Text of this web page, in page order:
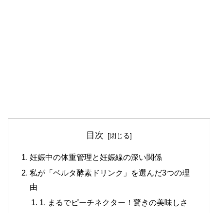
目次
妊娠中の体重管理と妊娠線の深い関係
私が「ベルタ酵素ドリンク」を選んだ3つの理
由
1. まるでピーチネクター！驚きの美味しさ